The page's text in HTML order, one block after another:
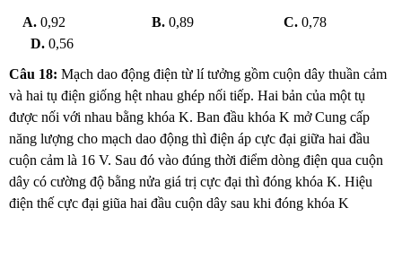
A. 0,92 B. 0,89 C. 0,78
D. 0,56
Câu 18: Mạch dao động điện từ lí tưởng gồm cuộn dây thuần cảm
và hai tụ điện giống hệt nhau ghép nối tiếp. Hai bản của một tụ
được nối với nhau bằng khóa K. Ban đầu khóa K mở Cung cấp
năng lượng cho mạch dao động thì điện áp cực đại giữa hai đầu
cuộn cảm là 16 V. Sau đó vào đúng thời điểm dòng điện qua cuộn
dây có cường độ bằng nửa giá trị cực đại thì đóng khóa K. Hiệu
điện thế cực đại giũa hai đầu cuộn dây sau khi đóng khóa K